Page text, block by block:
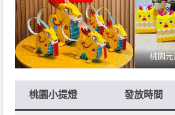
桃園
桃園小提燈 發放時間